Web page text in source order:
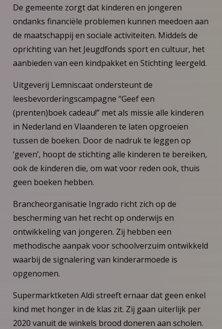
De gemeente zorgt dat kinderen en jongeren
ondanks financiële problemen kunnen meedoen aan
de maatschappij en sociale activiteiten. Middels de
oprichting van het Jeugdfonds sport en cultuur, het
aanbieden van een kindpakket en Stichting leergeld.
Uitgeverij Lemniscaat ondersteunt de
leesbevorderingscampagne “Geef een
(prenten)boek cadeau!” met als missie alle kinderen
in Nederland en Vlaanderen te laten opgroeien
tussen de boeken. Door de nadruk te leggen op
‘geven’, hoopt de stichting alle kinderen te bereiken,
ook de kinderen die, om wat voor reden ook, thuis
geen boeken hebben.
Brancheorganisatie Ingrado richt zich op de
bescherming van het recht op onderwijs en
ontwikkeling van jongeren. Zij hebben een
methodische aanpak voor schoolverzuim ontwikkeld
waarbij de signalering van kinderarmoede is
opgenomen.
Supermarktketen Aldi streeft ernaar dat geen enkel
kind met honger in de klas zit. Zij gaan uiterlijk per
2020 vanuit de winkels brood doneren aan scholen.